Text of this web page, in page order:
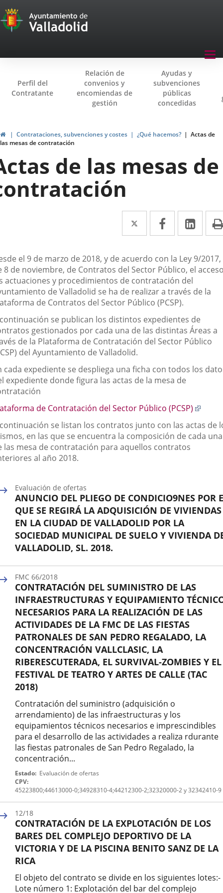
Transparencia
Menu
Perfil del
Contratante
Relación de
convenios y
encomiendas de
gestión
Ayudas y
subvenciones
públicas
concedidas
InicioContrataciones, subvenciones y costes ¿Qué hacemos?
Actas de
las mesas de contratación
de las mesas de
Twitter
Enlace
a
una
aplicación
externa.
Facebook
Enlace
a
una
aplicación
externa.
a
una
el 9 de marzo de 2018, y de acuerdo con la Ley 9/2017,
8 de noviembre, de Contratos del Sector Público, el
actuaciones y procedimientos de contratación del
de Valladolid se ha de realizar a través de la
de Contratos del Sector Público (PCSP).
se publican los distintos expedientes de
gestionados por cada una de las distintas Áreas a
de la Plataforma de Contratación del Sector Público
del Ayuntamiento de Valladolid.
cada expediente se despliega una ficha con todos los
expediente donde figura las actas de la mesa de
de Contratación del Sector Público (PCSP)
una
se listan los contratos junto con las actas de
en las que se encuentra la composición de cada una
las mesa de contratación para aquellos contratos
al año 2018.
ANUNCIO DEL PLIEGO DE CONDICIO9NES POR
QUE SE REGIRÁ LA ADQUISICIÓN DE VIVIENDAS
EN LA CIUDAD DE VALLADOLID POR LA
SOCIEDAD MUNICIPAL DE SUELO Y VIVIENDA
VALLADOLID, SL. 2018.
Evaluación de ofertas
CONTRATACIÓN DEL SUMINISTRO DE LAS
INFRAESTRUCTURAS Y EQUIPAMIENTO
NECESARIOS PARA LA REALIZACIÓN DE LAS
ACTIVIDADES DE LA FMC DE LAS FIESTAS
PATRONALES DE SAN PEDRO REGALADO, LA
CONCENTRACIÓN VALLCLASIC, LA
RIBERESCUTERADA, EL SURVIVAL-ZOMBIES Y EL
FESTIVAL DE TEATRO Y ARTES DE CALLE (TAC
2018)
Contratación del suministro (adquisición o
arrendamiento) de las infraestructuras y los
equipamientos técnicos necesarios e imprescindibles
para el desarrollo de las actividades a realiza rdurante
las fiestas patronales de San Pedro Regalado, la
concentración...
Nº
expediente
FMC 66/2018
Estado Evaluación de ofertas
CPV
45223800;44613000-0;34928310-4;44212300-2;32320000-2 y 32342410-9
CONTRATACIÓN DE LA EXPLOTACIÓN DE LOS
BARES DEL COMPLEJO DEPORTIVO DE LA
VICTORIA Y DE LA PISCINA BENITO SANZ DE LA
RICA
El objeto del contrato se divide en los siguientes lotes:-
Lote número 1: Explotación del bar del complejo
12/18